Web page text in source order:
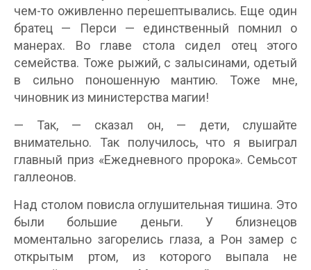
чем-то оживленно перешептывались. Еще один
братец — Перси — единственный помнил о
манерах. Во главе стола сидел отец этого
семейства. Тоже рыжий, с залысинами, одетый
в сильно поношенную мантию. Тоже мне,
чиновник из министерства магии!
— Так, — сказал он, — дети, слушайте
внимательно. Так получилось, что я выиграл
главный приз «Ежедневного пророка». Семьсот
галлеонов.
Над столом повисла оглушительная тишина. Это
были большие деньги. У близнецов
моментально загорелись глаза, а Рон замер с
открытым ртом, из которого выпала не